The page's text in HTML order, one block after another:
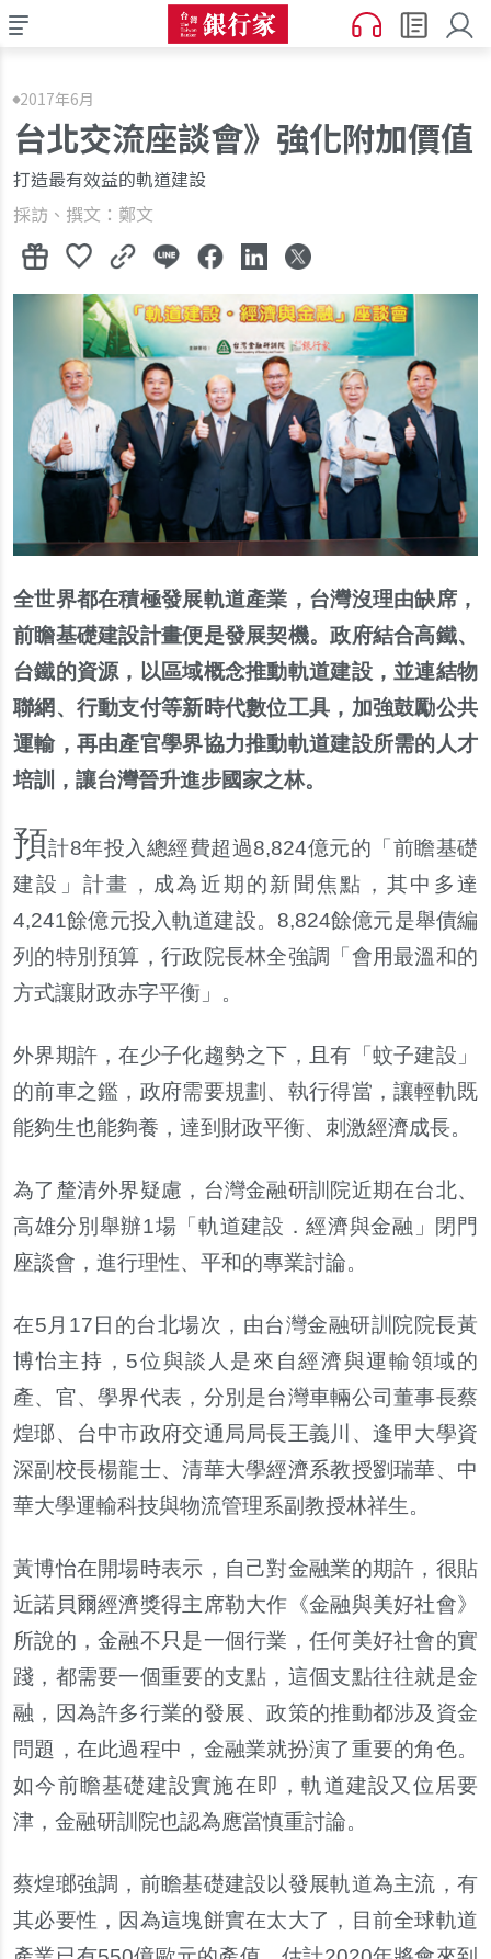
2017年6月
台北交流座談會》強化附加價值
打造最有效益的軌道建設
採訪、撰文：鄭文
全世界都在積極發展軌道產業，台灣沒理由缺席，
前瞻基礎建設計畫便是發展契機。政府結合高鐵、
台鐵的資源，以區域概念推動軌道建設，並連結物
聯網、行動支付等新時代數位工具，加強鼓勵公共
運輸，再由產官學界協力推動軌道建設所需的人才
培訓，讓台灣晉升進步國家之林。
預計8年投入總經費超過8,824億元的「前瞻基礎
建設」計畫，成為近期的新聞焦點，其中多達
4,241餘億元投入軌道建設。8,824餘億元是舉債編
列的特別預算，行政院長林全強調「會用最溫和的
方式讓財政赤字平衡」。
外界期許，在少子化趨勢之下，且有「蚊子建設」
的前車之鑑，政府需要規劃、執行得當，讓輕軌既
能夠生也能夠養，達到財政平衡、刺激經濟成長。
為了釐清外界疑慮，台灣金融研訓院近期在台北、
高雄分別舉辦1場「軌道建設．經濟與金融」閉門
座談會，進行理性、平和的專業討論。
在5月17日的台北場次，由台灣金融研訓院院長黃
博怡主持，5位與談人是來自經濟與運輸領域的
產、官、學界代表，分別是台灣車輛公司董事長蔡
煌瑯、台中市政府交通局局長王義川、逢甲大學資
深副校長楊龍士、清華大學經濟系教授劉瑞華、中
華大學運輸科技與物流管理系副教授林祥生。
黃博怡在開場時表示，自己對金融業的期許，很貼
近諾貝爾經濟獎得主席勒大作《金融與美好社會》
所說的，金融不只是一個行業，任何美好社會的實
踐，都需要一個重要的支點，這個支點往往就是金
融，因為許多行業的發展、政策的推動都涉及資金
問題，在此過程中，金融業就扮演了重要的角色。
如今前瞻基礎建設實施在即，軌道建設又位居要
津，金融研訓院也認為應當慎重討論。
蔡煌瑯強調，前瞻基礎建設以發展軌道為主流，有
其必要性，因為這塊餅實在太大了，目前全球軌道